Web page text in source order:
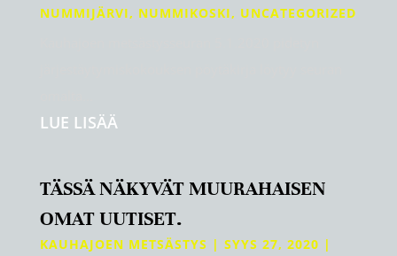
NUMMIJÄRVI, NUMMIKOSKI, UNCATEGORIZED
LUE LISÄÄ
TÄSSÄ NÄKYVÄT MUURAHAISEN
OMAT UUTISET.
KAUHAJOEN METSÄSTYS | SYYS 27, 2020 |